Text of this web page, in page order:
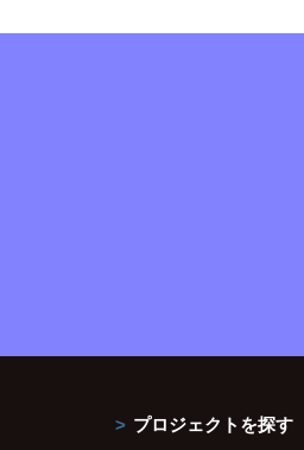
プロジェクトを探す